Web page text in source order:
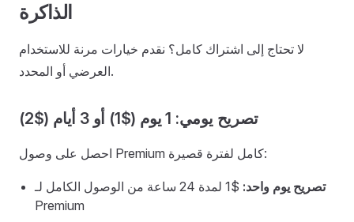
الذاكرة
لا تحتاج إلى اشتراك كامل؟ نقدم خيارات مرنة للاستخدام
العرضي أو المحدد.
تصريح يومي: 1 يوم ($1) أو 3 أيام ($2)
احصل على وصول Premium كامل لفترة قصيرة:
تصريح يوم واحد:
$1 لمدة 24 ساعة من الوصول الكامل لـ
Premium